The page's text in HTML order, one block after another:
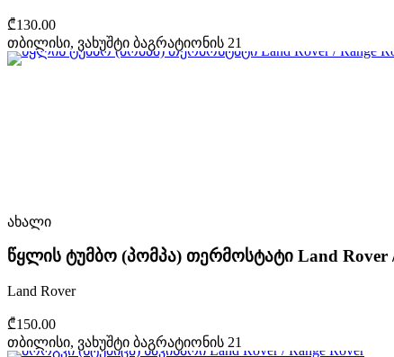
₾130.00
თბილისი, ვახუშტი ბაგრატიონის 21
ახალი
წყლის ტუმბო (პომპა) თერმოსტატი Land Rover
Land Rover
₾150.00
თბილისი, ვახუშტი ბაგრატიონის 21